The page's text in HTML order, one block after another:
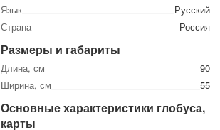
Язык
Русский
Страна
Россия
Размеры и габариты
Длина, см
90
Ширина, см
55
Основные характеристики глобуса,
карты